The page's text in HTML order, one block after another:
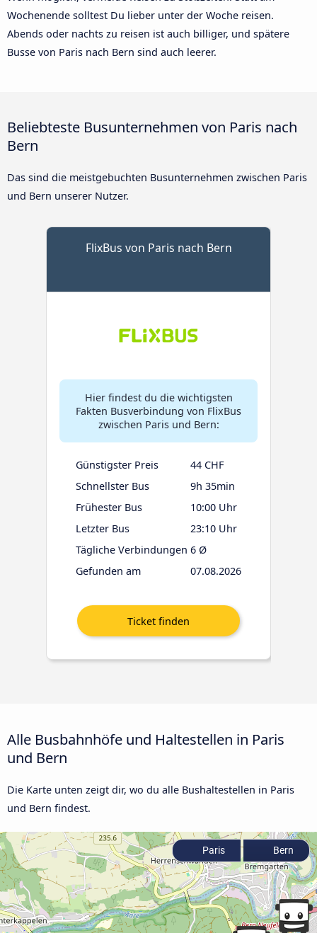
Wochenende solltest Du lieber unter der Woche reisen.
Abends oder nachts zu reisen ist auch billiger, und spätere
Busse von Paris nach Bern sind auch leerer.
Beliebteste Busunternehmen von Paris nach
Bern
Das sind die meistgebuchten Busunternehmen zwischen Paris
und Bern unserer Nutzer.
FlixBus von Paris nach Bern
Hier findest du die wichtigsten
Fakten Busverbindung von FlixBus
zwischen Paris und Bern:
Günstigster Preis
44 CHF
Schnellster Bus
9h 35min
Frühester Bus
10:00 Uhr
Letzter Bus
23:10 Uhr
Tägliche Verbindungen 6 Ø
Gefunden am
07.08.2026
Alle Busbahnhöfe und Haltestellen in Paris
und Bern
Die Karte unten zeigt dir, wo du alle Bushaltestellen in Paris
und Bern findest.
Paris Bern